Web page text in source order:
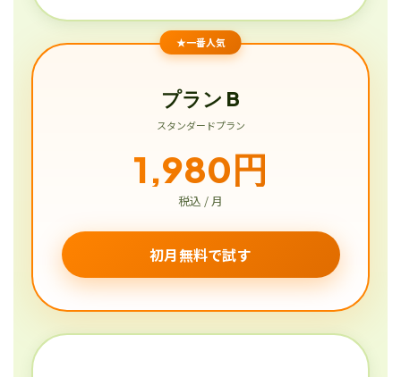
★一番人気
プラン B
スタンダードプラン
1,980円
税込 / 月
初月無料で試す